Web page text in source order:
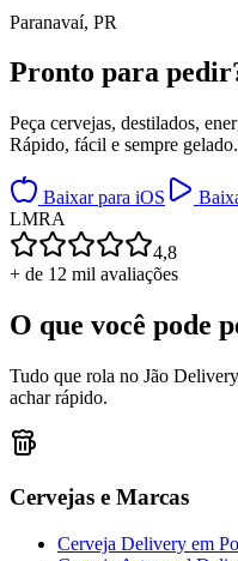
Paranavaí, PR
Pronto para
Peça cervejas, destilados,
Rápido, fácil e sempre gelado.
Baixar para iOS
LMRA
4,8
+ de 12 mil avaliações
O que você pode
Tudo que rola no Jão
achar rápido.
Cervejas e Marcas
Cerveja Delivery em